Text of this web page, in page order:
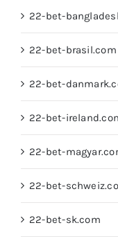
22-bet-
22-bet-brasil.com
22-bet-
22-bet-
22-bet-
22-bet-
22-bet-sk.com